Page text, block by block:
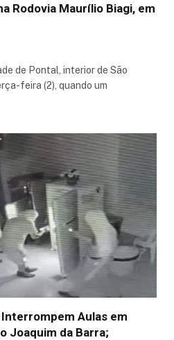
Rodovia Maurílio Biagi, em
de Pontal, interior de São
feira (2), quando um
Aulas em
Joaquim da Barra;